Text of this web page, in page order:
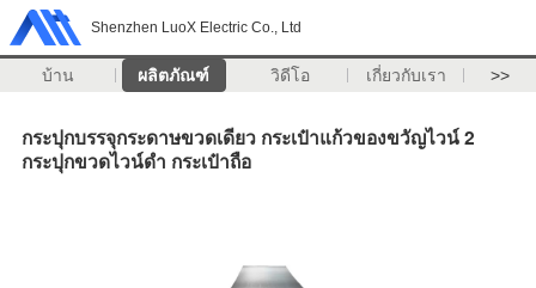
Shenzhen LuoX Electric Co., Ltd
บ้าน ผลิตภัณฑ์ วิดีโอ เกี่ยวกับเรา >>
กระปุกบรรจุกระดาษขวดเดียว กระเป๋าแก้วของขวัญไวน์ 2
กระปุกขวดไวน์ดํา กระเป๋าถือ